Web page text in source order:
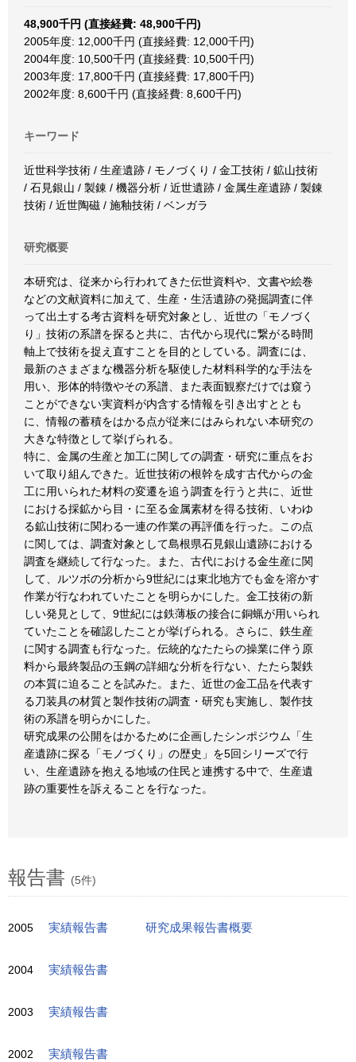
48,900千円 (直接経費: 48,900千円)
2005年度: 12,000千円 (直接経費: 12,000千円)
2004年度: 10,500千円 (直接経費: 10,500千円)
2003年度: 17,800千円 (直接経費: 17,800千円)
2002年度: 8,600千円 (直接経費: 8,600千円)
キーワード
近世科学技術 / 生産遺跡 / モノづくり / 金工技術 / 鉱山技術
/ 石見銀山 / 製錬 / 機器分析 / 近世遺跡 / 金属生産遺跡 / 製錬
技術 / 近世陶磁 / 施釉技術 / ベンガラ
研究概要
本研究は、従来から行われてきた伝世資料や、文書や絵巻
などの文献資料に加えて、生産・生活遺跡の発掘調査に伴
って出土する考古資料を研究対象とし、近世の「モノづく
り」技術の系譜を探ると共に、古代から現代に繋がる時間
軸上で技術を捉え直すことを目的としている。調査には、
最新のさまざまな機器分析を駆使した材料科学的な手法を
用い、形体的特徴やその系譜、また表面観察だけでは窺う
ことができない実資料が内含する情報を引き出すととも
に、情報の蓄積をはかる点が従来にはみられない本研究の
大きな特徴として挙げられる。
特に、金属の生産と加工に関しての調査・研究に重点をお
いて取り組んできた。近世技術の根幹を成す古代からの金
工に用いられた材料の変遷を追う調査を行うと共に、近世
における採鉱から目・に至る金属素材を得る技術、いわゆ
る鉱山技術に関わる一連の作業の再評価を行った。この点
に関しては、調査対象として島根県石見銀山遺跡における
調査を継続して行なった。また、古代における金生産に関
して、ルツボの分析から9世紀には東北地方でも金を溶かす
作業が行なわれていたことを明らかにした。金工技術の新
しい発見として、9世紀には鉄薄板の接合に銅蝋が用いられ
ていたことを確認したことが挙げられる。さらに、鉄生産
に関する調査も行なった。伝統的なたたらの操業に伴う原
料から最終製品の玉鋼の詳細な分析を行ない、たたら製鉄
の本質に迫ることを試みた。また、近世の金工品を代表す
る刀装具の材質と製作技術の調査・研究も実施し、製作技
術の系譜を明らかにした。
研究成果の公開をはかるために企画したシンポジウム「生
産遺跡に探る「モノづくり」の歴史」を5回シリーズで行
い、生産遺跡を抱える地域の住民と連携する中で、生産遺
跡の重要性を訴えることを行なった。
報告書 (5件)
2005 実績報告書 研究成果報告書概要
2004 実績報告書
2003 実績報告書
2002 実績報告書